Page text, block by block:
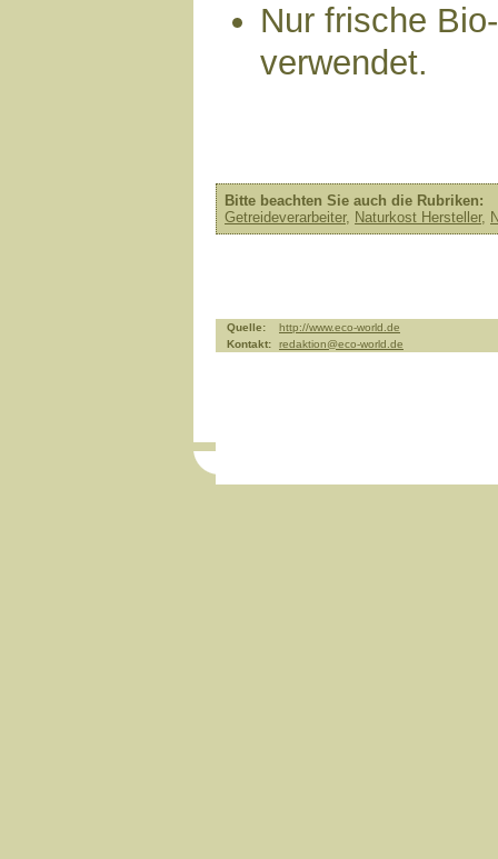
Nur frische
verwendet.
Bitte beachten Sie auch die Rubriken:
Getreideverarbeiter, Naturkost Hersteller,
Quelle:
http://www.eco-world.de
Kontakt:
redaktion@eco-world.de